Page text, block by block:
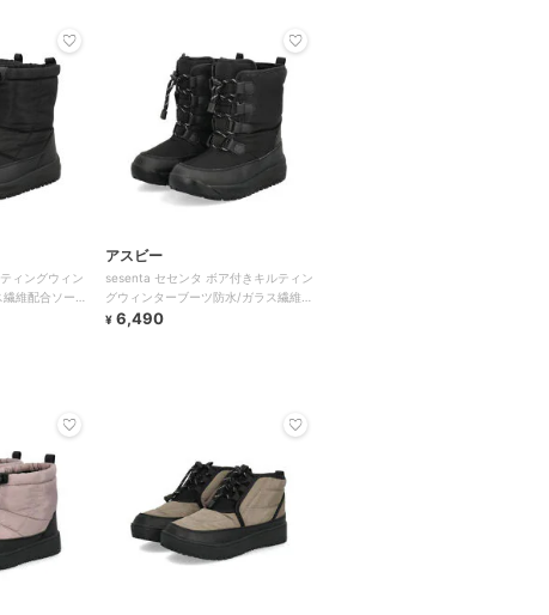
ィングウィン
維配合ソー
アスビー
sesenta セセンタ ボア付きキルティン
グウィンターブーツ防水/ガラス繊維配
合ソール/幅広/防寒
¥ 6,490